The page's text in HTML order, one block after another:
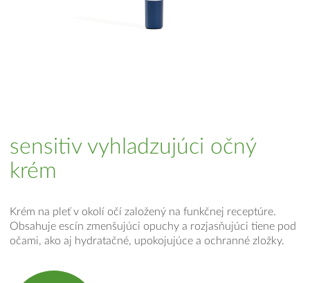
sensitiv vyhladzujúci očný
krém
Krém na pleť v okolí očí založený na funkčnej receptúre.
Obsahuje escín zmenšujúci opuchy a rozjasňujúci tiene pod
očami, ako aj hydratačné, upokojujúce a ochranné zložky.